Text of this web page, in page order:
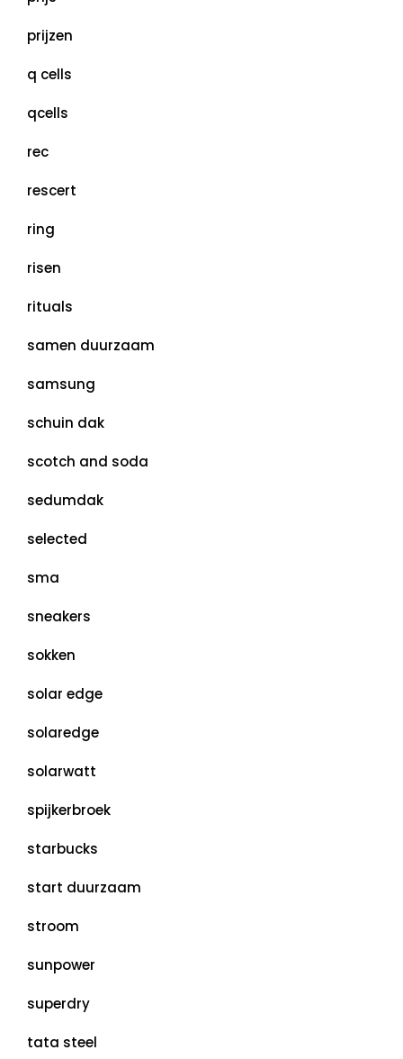
prijzen
q cells
qcells
rec
rescert
ring
risen
rituals
samen duurzaam
samsung
schuin dak
scotch and soda
sedumdak
selected
sma
sneakers
sokken
solar edge
solaredge
solarwatt
spijkerbroek
starbucks
start duurzaam
stroom
sunpower
superdry
tata steel